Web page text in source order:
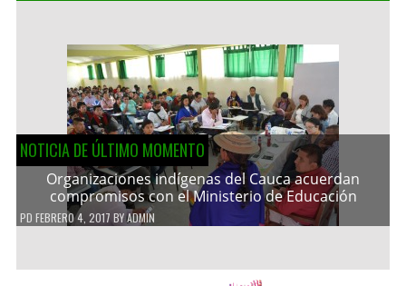
NOTICIA DE ÚLTIMO MOMENTO
Organizaciones indígenas del Cauca acuerdan
compromisos con el Ministerio de Educación
PD FEBRERO 4, 2017 BYADMIN